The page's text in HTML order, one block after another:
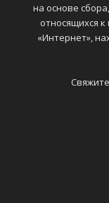
на основе
относящихся
«Интернет»,